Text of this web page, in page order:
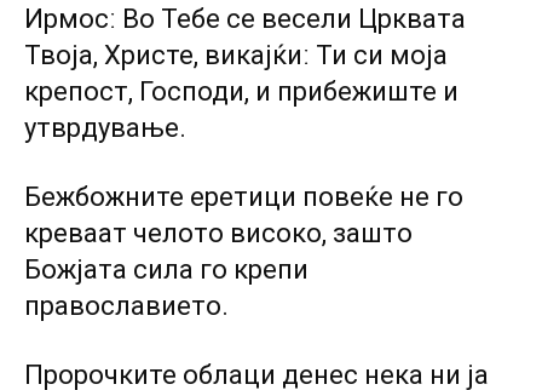
Ирмосː Во Тебе се весели Црквата
Твоја, Христе, викајќиː Ти си моја
крепост, Господи, и прибежиште и
утврдување.
Бежбожните еретици повеќе не го
креваат челото високо, зашто
Божјата сила го крепи
православието.
Пророчките облаци денес нека ни ја